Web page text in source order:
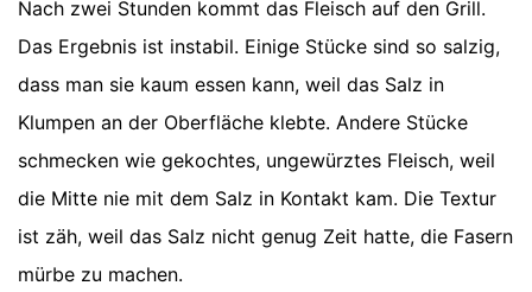
Nach zwei Stunden kommt das Fleisch auf den Grill.
Das Ergebnis ist instabil. Einige Stücke sind so salzig,
dass man sie kaum essen kann, weil das Salz in
Klumpen an der Oberfläche klebte. Andere Stücke
schmecken wie gekochtes, ungewürztes Fleisch, weil
die Mitte nie mit dem Salz in Kontakt kam. Die Textur
ist zäh, weil das Salz nicht genug Zeit hatte, die Fasern
mürbe zu machen.